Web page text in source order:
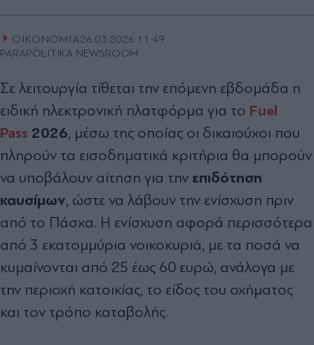
ΟΙΚΟΝΟΜΙΑ26.03.2026 11:49
PARAPOLITIKA NEWSROOM
Σε λειτουργία τίθεται την επόμενη εβδομάδα η
ειδική ηλεκτρονική πλατφόρμα για το Fuel
Pass 2026, μέσω της οποίας οι δικαιούχοι που
πληρούν τα εισοδηματικά κριτήρια θα μπορούν
να υποβάλουν αίτηση για την επιδότηση
καυσίμων, ώστε να λάβουν την ενίσχυση πριν
από το Πάσχα. Η ενίσχυση αφορά περισσότερα
από 3 εκατομμύρια νοικοκυριά, με τα ποσά να
κυμαίνονται από 25 έως 60 ευρώ, ανάλογα με
την περιοχή κατοικίας, το είδος του οχήματος
και τον τρόπο καταβολής.